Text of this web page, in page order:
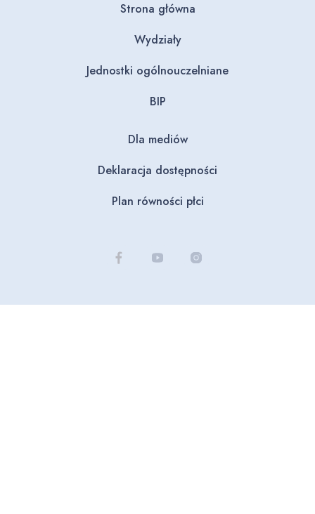
Strona główna
Wydziały
Jednostki ogólnouczelniane
BIP
Dla mediów
Deklaracja dostępności
Plan równości płci